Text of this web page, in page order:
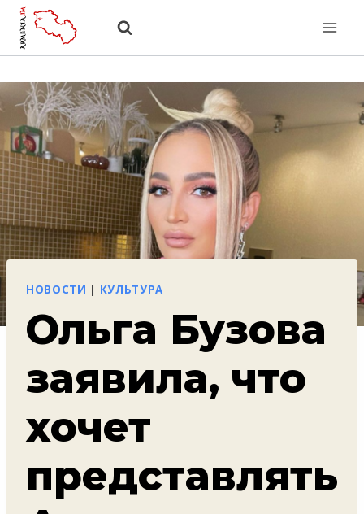
Перейти
НОВОСТИ КУЛЬТУРА
Ольга Бузова
заявила, что
хочет
представлять